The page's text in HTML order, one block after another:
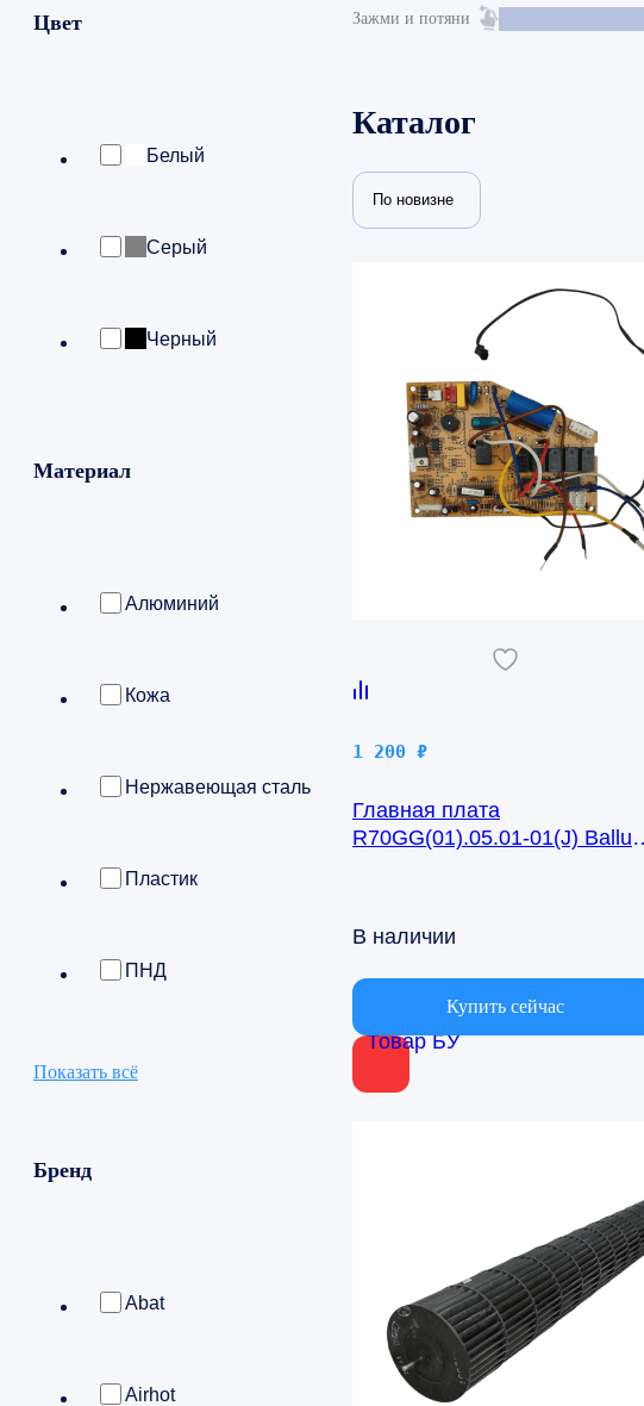
Цвет
Белый
Серый
Черный
Материал
Алюминий
Кожа
Нержавеющая сталь
Пластик
ПНД
Показать всё
Бренд
Abat
Airhot
Зажми и потяни
Каталог
По новизне
Товар БУ
1 200 ₽
Главная плата
R70GG(01).05.01-01(J) Ballu
В наличии
Купить сейчас